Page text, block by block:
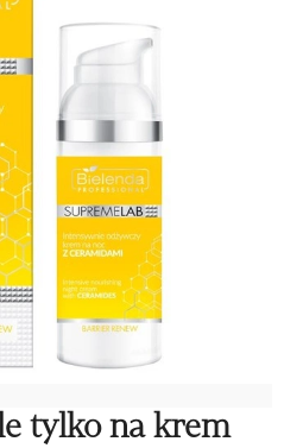
tylko na krem